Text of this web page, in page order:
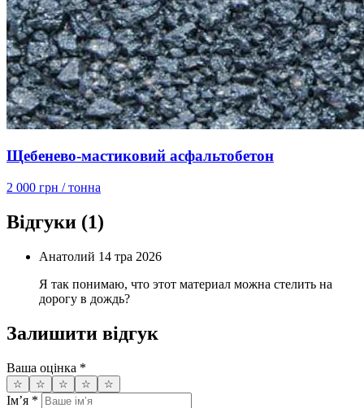
Щебенево-мастиковий асфальтобетон
2 000 грн / тонна
Відгуки (1)
Анатолий 14 тра 2026
Я так понимаю, что этот материал можна стелить на
дорогу в дождь?
Залишити відгук
Ваша оцінка *
☆ ☆ ☆ ☆ ☆
Імʼя *